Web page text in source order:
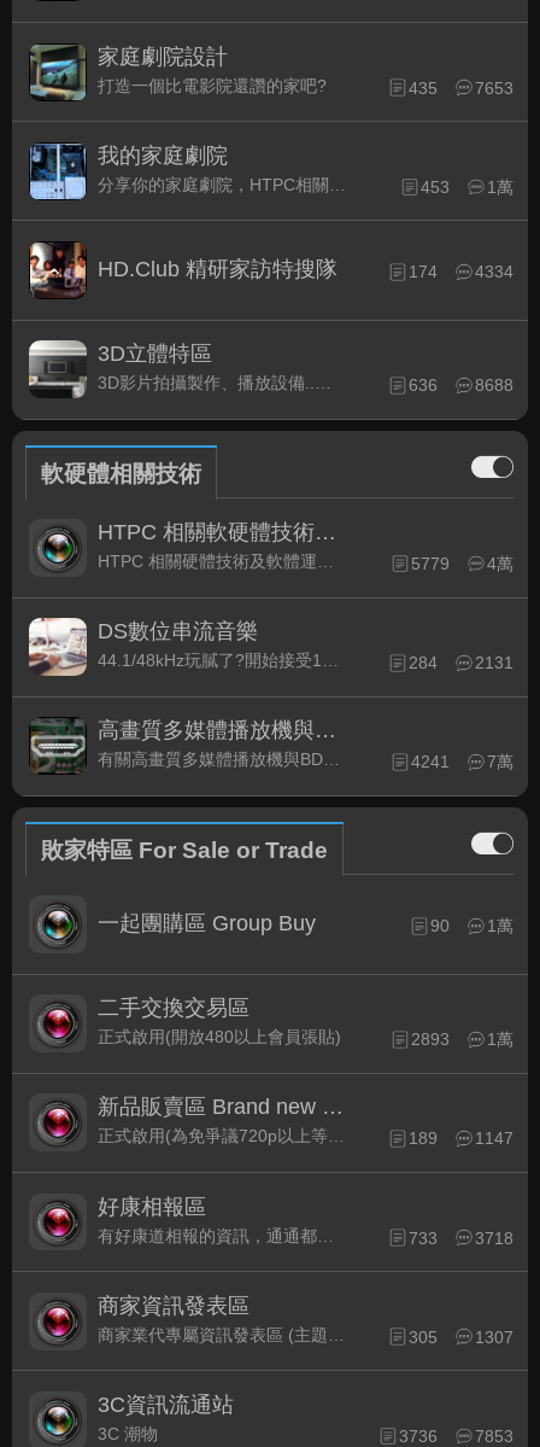
家庭劇院設計
打造一個比電影院還讚的家吧? 435 7653
我的家庭劇院
453 1萬
HD.Club 精研家訪特搜隊 174 4334
3D立體特區
3D影片拍攝製作、播放設備..等相關討論 636 8688
軟硬體相關技術
HTPC 相關軟硬體技術及運用
5779 4萬
DS數位串流音樂
284 2131
高畫質多媒體播放機與BD討論區
有關高畫質多媒體播放機與BD相關討論區 4241 7萬
敗家特區 For Sale or Trade
一起團購區 Group Buy 90 1萬
二手交換交易區
正式啟用(開放480以上會員張貼) 2893 1萬
新品販賣區 Brand new Plaza
正式啟用(為免爭議720p以上等級發表限定) 189 1147
好康相報區
733 3718
商家資訊發表區
305 1307
3C資訊流通站
3C 潮物 3736 7853